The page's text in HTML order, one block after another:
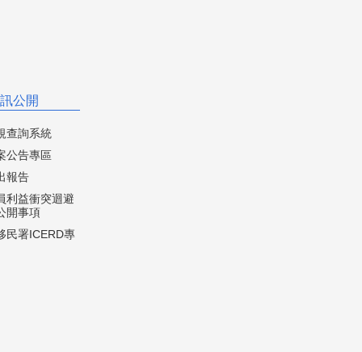
公開
查詢系統
公告專區
報告
利益衝突迴避
開事項
民署ICERD專